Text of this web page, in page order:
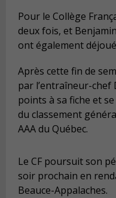
Pour le Collège
deux fois, et
ont également
Après cette fin de
par l’entraîneur-
points à sa fiche et
du classement
AAA du Québec.
Le CF poursuit son
soir prochain en
Beauce-Appalaches.